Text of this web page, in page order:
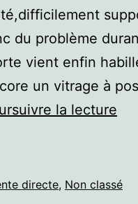
du problème
vient enfin
un vitrage à
la lecture
de
directe, Non classé